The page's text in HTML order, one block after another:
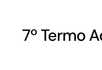
7º Termo